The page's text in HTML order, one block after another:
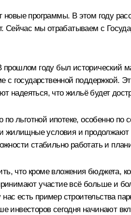
программы. В этом году
Сейчас мы отрабатываем с
прошлом году был исторический
с государственной поддержкой.
надеяться, что жильё будет
льготной ипотеке, особенно по
жилищные условия и продолжают
стабильно работать и
что кроме вложения бюджета,
участие всё больше и
есть пример строительства
сегодня начинают